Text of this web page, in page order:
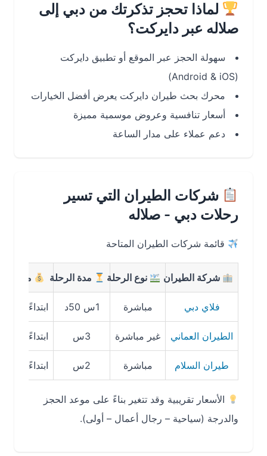
لماذا تحجز تذكرتك من دبي إلى
صلاله عبر دايركت؟
سهولة الحجز عبر الموقع أو تطبيق دايركت
محرك بحث طيران دايركت يعرض أفضل الخيارات
أسعار تنافسية وعروض موسمية مميزة
دعم عملاء على مدار الساعة
شركات الطيران التي تسير
رحلات دبي - صلاله
قائمة شركات الطيران المتاحة
شركة الطيران نوع الرحلة مدة الرحلة متوسط
فلاي دبي مباشرة ابتداءً من 750 ريال
الطيران العماني غير مباشرة ابتداءً من 680 ريال
طيران السلام مباشرة ابتداءً من 620 ريال
الأسعار تقريبية وقد تتغير بناءً على موعد الحجز
والدرجة (سياحية – رجال أعمال – أولى).